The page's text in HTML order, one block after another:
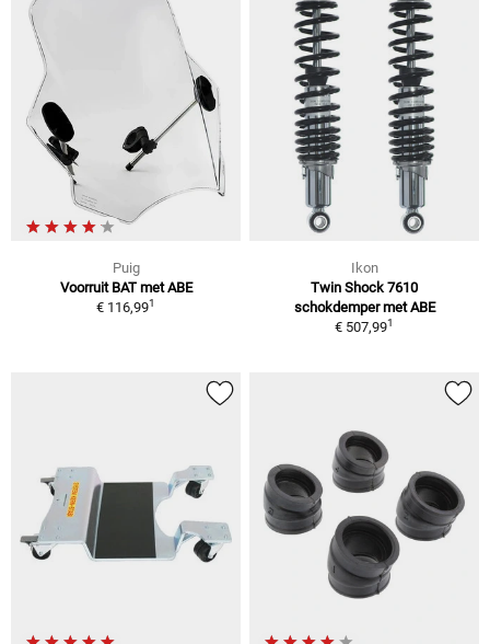
Puig
Voorruit BAT met ABE
€ 116,991
Ikon
Twin Shock 7610
schokdemper met ABE
€ 507,991